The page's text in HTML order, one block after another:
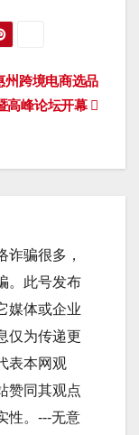
州跨境电商选品
高峰论坛开幕
诈骗很多，
。此号发布
媒体或企业
仅为传递更
表本网观
赞同其观点
性。---无意